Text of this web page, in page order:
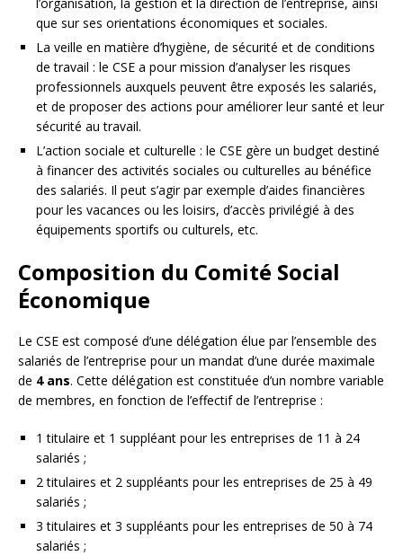
que sur ses orientations économiques et sociales.
La veille en matière d’hygiène, de sécurité et de conditions
de travail : le CSE a pour mission d’analyser les risques
professionnels auxquels peuvent être exposés les salariés,
et de proposer des actions pour améliorer leur santé et leur
sécurité au travail.
L’action sociale et culturelle : le CSE gère un budget destiné
à financer des activités sociales ou culturelles au bénéfice
des salariés. Il peut s’agir par exemple d’aides financières
pour les vacances ou les loisirs, d’accès privilégié à des
équipements sportifs ou culturels, etc.
Composition du Comité Social
Économique
Le CSE est composé d’une délégation élue par l’ensemble des
salariés de l’entreprise pour un mandat d’une durée maximale
de 4 ans. Cette délégation est constituée d’un nombre variable
de membres, en fonction de l’effectif de l’entreprise :
1 titulaire et 1 suppléant pour les entreprises de 11 à 24
salariés ;
2 titulaires et 2 suppléants pour les entreprises de 25 à 49
salariés ;
3 titulaires et 3 suppléants pour les entreprises de 50 à 74
salariés ;